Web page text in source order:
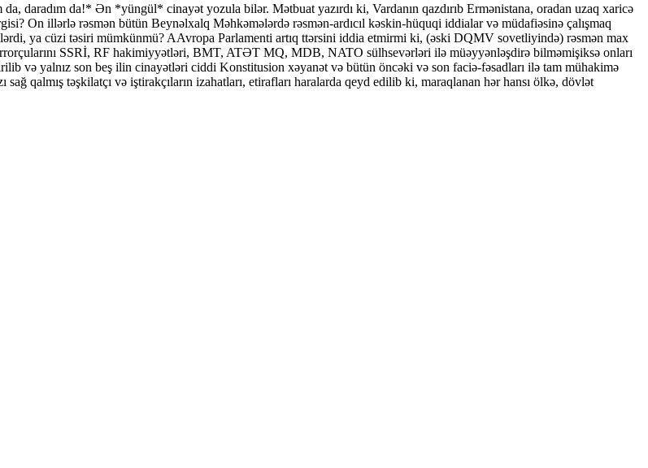
daradım da!* Ən *yüngül* cinayət yozula bilər. Mətbuat yazırdı ki, Vardanın qazdırıb Ermənistana, oradan uzaq xaricə
On illərlə rəsmən bütün Beynəlxalq Məhkəmələrdə rəsmən-ardıcıl kəskin-hüquqi iddialar və müdafiəsinə çalışmaq
ya cüzi təsiri mümkünmü? AAvropa Parlamenti artıq ttərsini iddia etmirmi ki, (əski DQMV sovetliyində) rəsmən max
SSRİ, RF hakimiyyətləri, BMT, ATƏT MQ, MDB, NATO sülhsevərləri ilə müəyyənləşdirə bilməmişiksə onları
və yalnız son beş ilin cinayətləri ciddi Konstitusion xəyanət və bütün öncəki və son faciə-fəsadları ilə tam mühakimə
qalmış təşkilatçı və iştirakçıların izahatları, etirafları haralarda qeyd edilib ki, maraqlanan hər hansı ölkə, dövlət